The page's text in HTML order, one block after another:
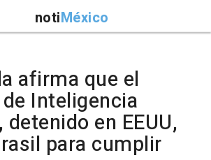
notiMéxico
afirma que el
Inteligencia
detenido en EEUU,
para cumplir